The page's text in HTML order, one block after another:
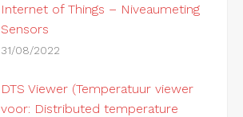
Internet of Things – Niveaumeting
Sensors
31/08/2022
DTS Viewer (Temperatuur viewer
voor: Distributed temperature